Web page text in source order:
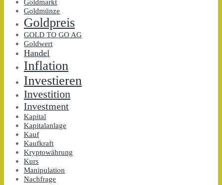
Goldmarkt
Goldmünze
Goldpreis
GOLD TO GO AG
Goldwert
Handel
Inflation
Investieren
Investition
Investment
Kapital
Kapitalanlage
Kauf
Kaufkraft
Kryptowährung
Kurs
Manipulation
Nachfrage